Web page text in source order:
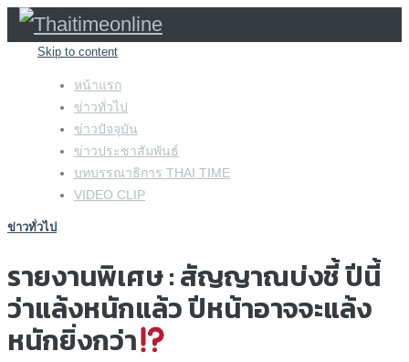
Skip to content
หน้าแรก
ข่าวทั่วไป
ข่าวปัจจุบัน
ข่าวประชาสัมพันธ์
บทบรรณาธิการ THAI TIME
VIDEO CLIP
ข่าวทั่วไป
รายงานพิเศษ : สัญญาณบ่งชี้ ปีนี้
ว่าแล้งหนักแล้ว ปีหน้าอาจจะแล้ง
หนักยิ่งกว่า